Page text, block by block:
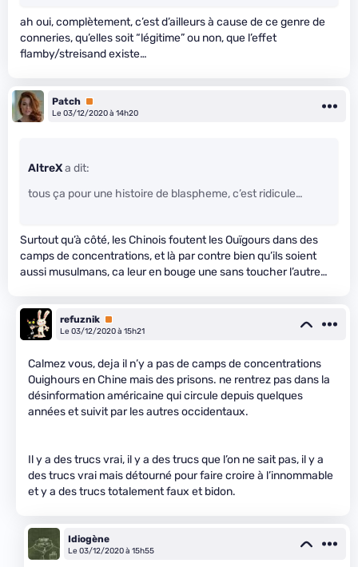
ah oui, complètement, c’est d’ailleurs à cause de ce genre de
conneries, qu’elles soit “légitime” ou non, que l’effet
flamby/streisand existe…
Patch Premium
Le 03/12/2020 à 14h20
AltreXa dit:
tous ça pour une histoire de blaspheme, c’est ridicule…
Surtout qu’à côté, les Chinois foutent les Ouïgours dans des
camps de concentrations, et là par contre bien qu’ils soient
aussi musulmans, ca leur en bouge une sans toucher l’autre…
refuznik Premium
Le 03/12/2020 à 15h21
Calmez vous, deja il n’y a pas de camps de concentrations
Ouighours en Chine mais des prisons. ne rentrez pas dans la
désinformation américaine qui circule depuis quelques
années et suivit par les autres occidentaux.
Il y a des trucs vrai, il y a des trucs que l’on ne sait pas, il y a
des trucs vrai mais détourné pour faire croire à l’innommable
et y a des trucs totalement faux et bidon.
Idiogène
Le 03/12/2020 à 15h55